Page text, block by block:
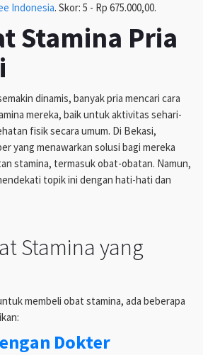
Indonesia. Skor: 5 - Rp 675.000,00.
Stamina Pria
dinamis, banyak pria mencari cara
mereka, baik untuk aktivitas sehari-
fisik secara umum. Di Bekasi,
yang menawarkan solusi bagi mereka
stamina, termasuk obat-obatan. Namun,
topik ini dengan hati-hati dan
Stamina yang
membeli obat stamina, ada beberapa
Dokter